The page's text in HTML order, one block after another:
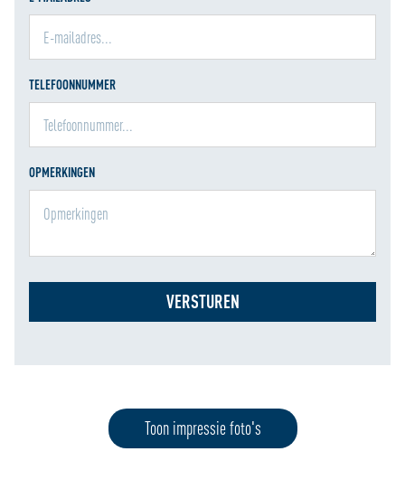
TELEFOONNUMMER
OPMERKINGEN
VERSTUREN
Toon impressie foto's